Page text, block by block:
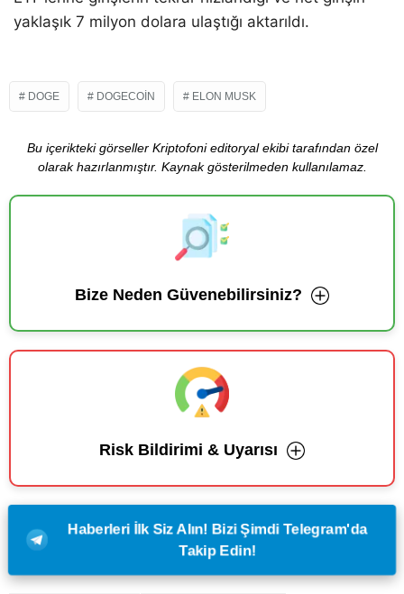
yaklaşık 7 milyon dolara ulaştığı aktarıldı.
DOGE DOGECOIN ELON MUSK
Bu içerikteki görseller Kriptofoni editoryal ekibi tarafından özel
olarak hazırlanmıştır. Kaynak gösterilmeden kullanılamaz.
Bize Neden Güvenebilirsiniz?
Risk Bildirimi & Uyarısı
Haberleri İlk Siz Alın! Bizi Şimdi Telegram'da
Takip Edin!